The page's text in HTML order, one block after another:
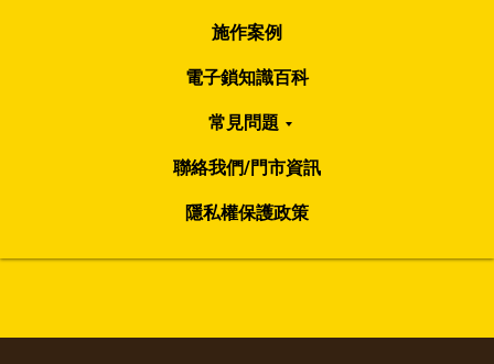
施作案例
電子鎖知識百科
常見問題
聯絡我們/門市資訊
隱私權保護政策